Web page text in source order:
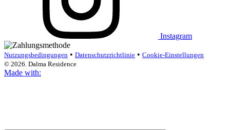
Instagram
Nutzungsbedingungen • Datenschutzrichtlinie • Cookie-Einstellungen
© 2026. Dalma Residence
Made with: